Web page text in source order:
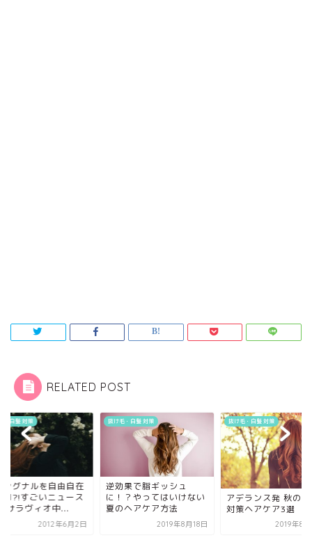
RELATED POST
・白髪 対策
シグナルを自由自在
御?!すごいニュース
サラヴィオ中...
2012年6月2日
抜け毛・白髪 対策
逆効果で脂ギッシュ
に！？やってはいけない
夏のヘアケア方法
2019年8月18日
抜け毛・白髪 対策
アデランス発 秋の
対策ヘアケア3選
2019年8